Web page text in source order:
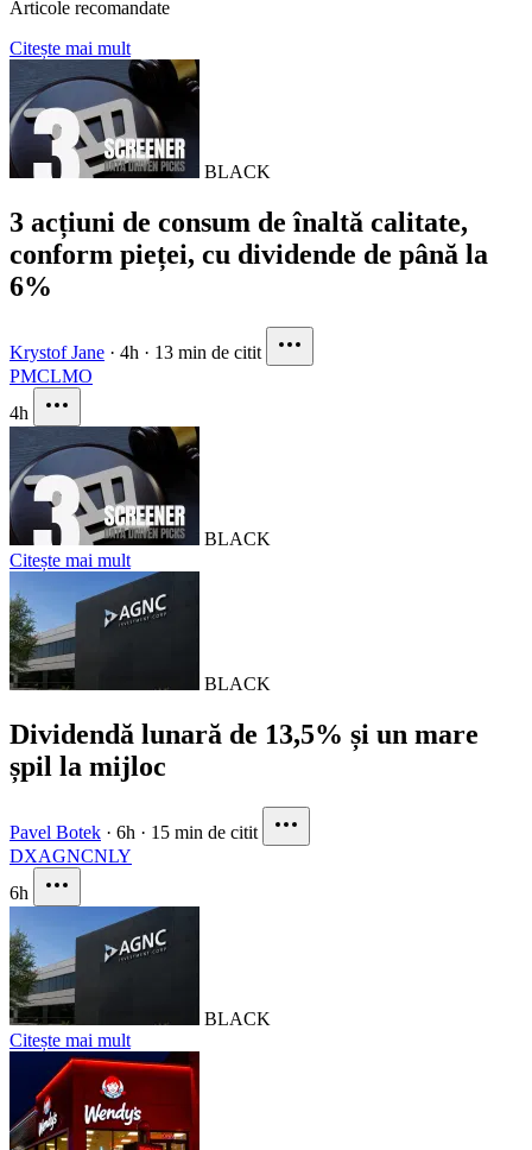
Articole recomandate
Citește mai mult
BLACK
3 acțiuni de consum de înaltă calitate,
conform pieței, cu dividende de până la
6%
Krystof Jane · 4h · 13 min de citit
PMCLMO
4h
BLACK
Citește mai mult
BLACK
Dividendă lunară de 13,5% și un mare
șpil la mijloc
Pavel Botek · 6h · 15 min de citit
DXAGNCNLY
6h
BLACK
Citește mai mult